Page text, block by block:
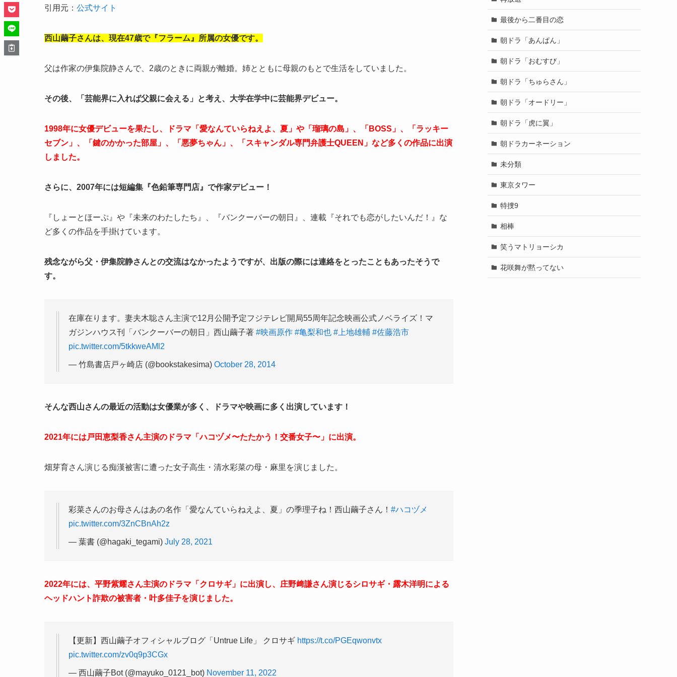
引用元： 公式サイト
西山繭子さんは、現在47歳で『フラーム』所属の女優です。
父は作家の伊集院静さんで、2歳のときに両親が離婚。姉とともに母親のもとで生活をしていました。
その後、「芸能界に入れば父親に会える」と考え、大学在学中に芸能界デビュー。
1998年に女優デビューを果たし、ドラマ「愛なんていらねえよ、夏」や「瑠璃の島」、「BOSS」、「ラッキー
セブン」、「鍵のかかった部屋」、「悪夢ちゃん」、「スキャンダル専門弁護士QUEEN」など多くの作品に出演
しました。
さらに、2007年には短編集『色鉛筆専門店』で作家デビュー！
『 しょーとほーぷ』や『未来のわたしたち』、『バンクーバーの朝日』、連載『それでも恋がしたいんだ！』な
ど多くの作品を手掛けています。
残念ながら父・伊集院静さんとの交流はなかったようですが、出版の際には連絡をとったこともあったそうで
す。
在庫在ります。妻夫木聡さん主演で12月公開予定フジテレビ開局55周年記念映画公式ノベライズ！マ
ガジンハウス刊「バンクーバーの朝日」西山繭子著 #映画原作 #亀梨和也 #上地雄輔 #佐藤浩市
pic.twitter.com/5tkkweAMl2
— 竹島書店戸ヶ崎店 (@bookstakesima) October 28, 2014
そんな西山さんの最近の活動は女優業が多く、ドラマや映画に多く出演しています！
2021年には戸田恵梨香さん主演のドラマ「ハコヅメ〜たたかう！交番女子〜」に出演。
畑芽育さん演じる痴漢被害に遭った女子高生・ 清水彩菜の母・麻里を演じました。
彩菜さんのお母さんはあの名作「愛なんていらねえよ、夏」の季理子ね！西山繭子さん！ #ハコヅメ
pic.twitter.com/3ZnCBnAh2z
— 葉書 (@hagaki_tegami) July 28, 2021
2022年には、平野紫耀さん主演のドラマ「クロサギ」に出演し、庄野﨑謙さん演じるシロサギ・露木洋明による
ヘッドハント詐欺の被害者・叶多佳子を演じました。
【更新】西山繭子オフィシャルブログ「Untrue Life」 クロサギ https://t.co/PGEqwonvtx
pic.twitter.com/zv0q9p3CGx
— 西山繭子Bot (@mayuko_0121_bot) November 11, 2022
最後から二番目の恋
朝ドラ「あんぱん」
朝ドラ「おむすび」
朝ドラ「ちゅらさん」
朝ドラ「オードリー」
朝ドラ「虎に翼」
朝ドラカーネーション
未分類
東京タワー
特捜9
相棒
笑うマトリョーシカ
花咲舞が黙ってない